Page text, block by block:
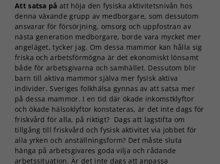
Att satsa på att höja den fysiska aktivitetsnivån hos
denna växande grupp av medborgare, som dessutom
ansvarar för försörjning, omsorg och uppfostran av
nästa generation medborgare, borde vara mycket mer
angeläget, tycker jag. Om dessa mammor kan hålla sig
friska och arbetsförmögna är det ekonomiskt lönsamt
både för arbetsgivarna och samhället. Dessutom blir
barn till aktiva mammor själva mer fysisk aktiva
individer. Sveriges folkhälsa gynnas av att satsa mer
på dessa mammor. I en tid där ökade inkomstklyftor
och ökade hälsoklyftor konstateras, är det inte dags för
friskvård för alla, på riktigt? Dags att lagstifta om
tillgång till friskvård och fysisk aktivitet via jobbet för
alla yrken och anställningsform? Det måste sluta
hänga på arbetsgivares goda vilja och rådande
arbetssituation. Är det inte dags att anpassa